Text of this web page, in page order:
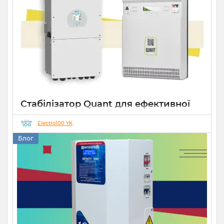
Стабілізатор Quant для ефективної
роботи СЕС
Electro100 YK
Блог